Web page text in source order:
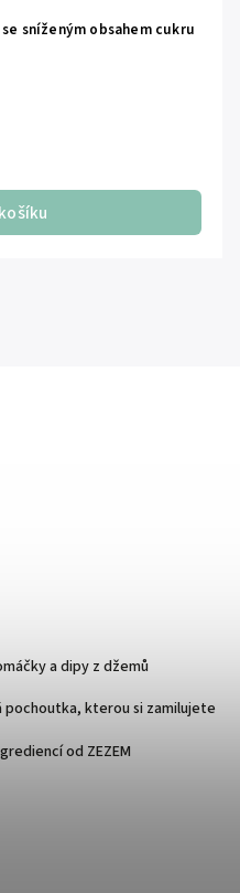
sníženým obsahem cukru
a dipy z džemů
pochoutka, kterou si zamilujete
od ZEZEM